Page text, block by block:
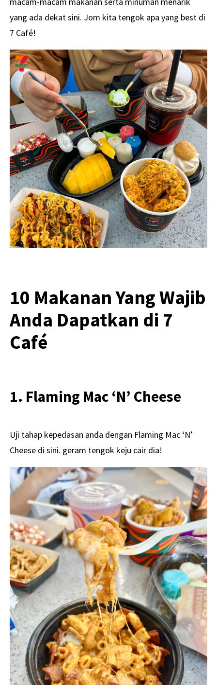
yang ada dekat sini. Jom kita tengok apa yang best di
7 Café!
10 Makanan Yang Wajib
Anda Dapatkan di 7
Café
1. Flaming Mac ‘N’ Cheese
Uji tahap kepedasan anda dengan Flaming Mac ‘N’
Cheese di sini. geram tengok keju cair dia!